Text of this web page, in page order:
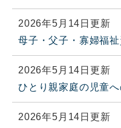
2026年5月14日更新
母子・父子・寡婦福
2026年5月14日更新
ひとり親家庭の児童
2026年5月14日更新